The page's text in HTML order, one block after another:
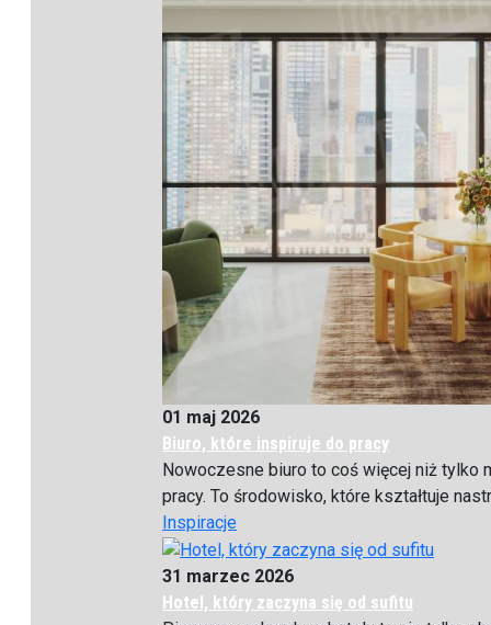
01 maj 2026
Biuro, które inspiruje do pracy
Nowoczesne biuro to coś więcej niż tylko
pracy. To środowisko, które kształtuje
Inspiracje
31 marzec 2026
Hotel, który zaczyna się od sufitu